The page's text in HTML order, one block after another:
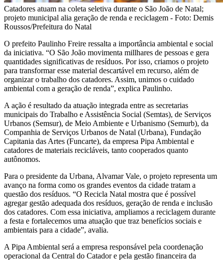
Catadores atuam na coleta seletiva durante o São João de Natal;
projeto municipal alia geração de renda e reciclagem - Foto: Demis
Roussos/Prefeitura do Natal
O prefeito Paulinho Freire ressalta a importância ambiental e social
da iniciativa. “O São João movimenta millhares de pessoas e gera
quantidades significativas de resíduos. Por isso, criamos o projeto
para transformar esse material descartável em recurso, além de
organizar o trabalho dos catadores. Assim, unimos o cuidado
ambiental com a geração de renda”, explica Paulinho.
A ação é resultado da atuação integrada entre as secretarias
municipais do Trabalho e Assistência Social (Semtas), de Serviços
Urbanos (Semsur), de Meio Ambiente e Urbanismo (Semurb), da
Companhia de Serviços Urbanos de Natal (Urbana), Fundação
Capitania das Artes (Funcarte), da empresa Pipa Ambiental e
catadores de materiais recicláveis, tanto cooperados quanto
autônomos.
Para o presidente da Urbana, Alvamar Vale, o projeto representa um
avanço na forma como os grandes eventos da cidade tratam a
questão dos resíduos. “O Recicla Natal mostra que é possível
agregar gestão adequada dos resíduos, geração de renda e inclusão
dos catadores. Com essa iniciativa, ampliamos a reciclagem durante
a festa e fortalecemos uma atuação que traz benefícios sociais e
ambientais para a cidade”, avalia.
A Pipa Ambiental será a empresa responsável pela coordenação
operacional da Central do Catador e pela gestão financeira da